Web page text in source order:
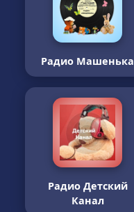
Радио Машенька
Радио Детский
Канал